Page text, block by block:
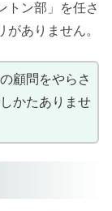
トン部」を任さ
ありません。
顧問をやらさ
かたありませ